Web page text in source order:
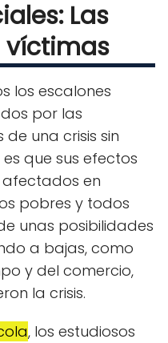
Las
víctimas
los escalones
por las
una crisis sin
que sus efectos
afectados en
pobres y todos
unas posibilidades
a bajas, como
y del comercio,
la crisis.
, los estudiosos